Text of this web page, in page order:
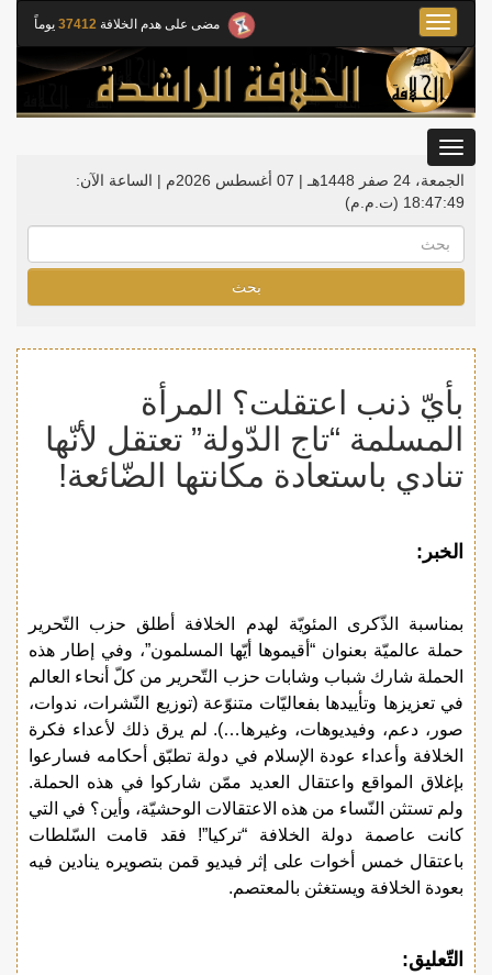
مضى على هدم الخلافة 37412 يوماً
Toggle
navigation
الجمعة، 24 صفر 1448هـ | 07 أغسطس 2026م |
الساعة الآن:
18:47:50 (ت.م.م)
بحث
بأيّ ذنب اعتقلت؟ المرأة
المسلمة “تاج الدّولة” تعتقل لأنّها
تنادي باستعادة مكانتها الضّائعة!
الخبر:
بمناسبة الذّكرى المئويّة لهدم الخلافة أطلق حزب التّحرير
حملة عالميّة بعنوان “أقيموها أيّها المسلمون”، وفي إطار هذه
الحملة شارك شباب وشابات حزب التّحرير من كلّ أنحاء العالم
في تعزيزها وتأييدها بفعاليّات متنوّعة (توزيع النّشرات، ندوات،
صور، دعم، وفيديوهات، وغيرها…). لم يرق ذلك لأعداء فكرة
الخلافة وأعداء عودة الإسلام في دولة تطبّق أحكامه فسارعوا
بإغلاق المواقع واعتقال العديد ممّن شاركوا في هذه الحملة.
ولم تستثن النّساء من هذه الاعتقالات الوحشيّة، وأين؟ في التي
كانت عاصمة دولة الخلافة “تركيا”! فقد قامت السّلطات
باعتقال خمس أخوات على إثر فيديو قمن بتصويره ينادين فيه
بعودة الخلافة ويستغثن بالمعتصم.
التّعليق: